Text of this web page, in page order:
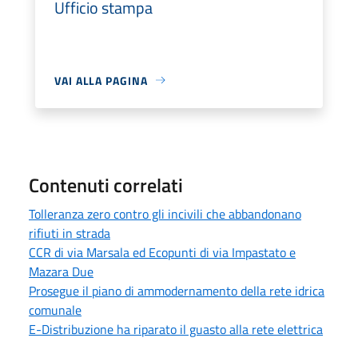
Ufficio stampa
VAI ALLA PAGINA
Contenuti correlati
Tolleranza zero contro gli incivili che abbandonano
rifiuti in strada
CCR di via Marsala ed Ecopunti di via Impastato e
Mazara Due
Prosegue il piano di ammodernamento della rete idrica
comunale
E-Distribuzione ha riparato il guasto alla rete elettrica